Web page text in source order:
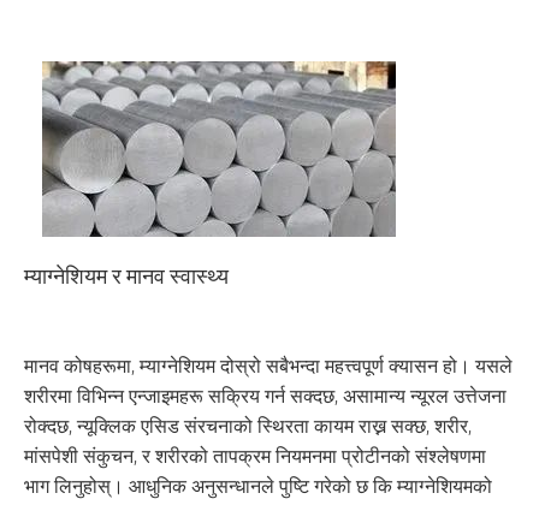
म्याग्नेशियम र मानव स्वास्थ्य
मानव कोषहरूमा, म्याग्नेशियम दोस्रो सबैभन्दा महत्त्वपूर्ण क्यासन हो। यसले
शरीरमा विभिन्न एन्जाइमहरू सक्रिय गर्न सक्दछ, असामान्य न्यूरल उत्तेजना
रोक्दछ, न्यूक्लिक एसिड संरचनाको स्थिरता कायम राख्न सक्छ, शरीर,
मांसपेशी संकुचन, र शरीरको तापक्रम नियमनमा प्रोटीनको संश्लेषणमा
भाग लिनुहोस्। आधुनिक अनुसन्धानले पुष्टि गरेको छ कि म्याग्नेशियमको